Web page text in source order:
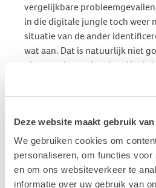
Deze website maakt gebruik
We gebruiken cookies om
personaliseren, om functies voor
en om ons websiteverkeer te
informatie over uw gebruik van
vergelijkbare
in die digitale jungle toch weer
situatie van de ander
wat aan. Dat is natuurlijk niet
niet voor je aandoening. Het is
basis van vertrouwen -
delen, ook al heeft een ieder
het internet - zijn er veel valse
‘de oplossing’ beloven voor al
tegen zoveel mogelijk geld.
Wegwijzer